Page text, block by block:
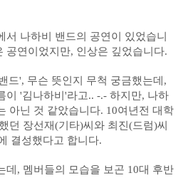
서 나하비 밴드의 공연이 있었습니
공연이었지만, 인상은 깊었습니다.
드', 무슨 뜻인지 무척 궁금했는데,
이 '김나하비'라고.. -.- 하지만, 나하
아닌 것 같았습니다. 10여년전 대학
던 장선재(기타)씨와 최진(드럼)씨
결성했다고 합니다.
데, 멤버들의 모습을 보곤 10대 후반